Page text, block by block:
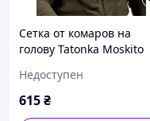
Cетка от комаров на
голову Tatonka Moskito
Недоступен
615₴